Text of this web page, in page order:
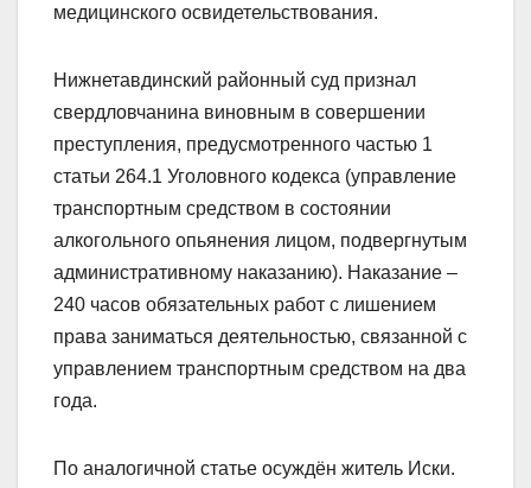
медицинского освидетельствования.
Нижнетавдинский районный суд признал
свердловчанина виновным в совершении
преступления, предусмотренного частью 1
статьи 264.1 Уголовного кодекса (управление
транспортным средством в состоянии
алкогольного опьянения лицом, подвергнутым
административному наказанию). Наказание –
240 часов обязательных работ с лишением
права заниматься деятельностью, связанной с
управлением транспортным средством на два
года.
По аналогичной статье осуждён житель Иски.